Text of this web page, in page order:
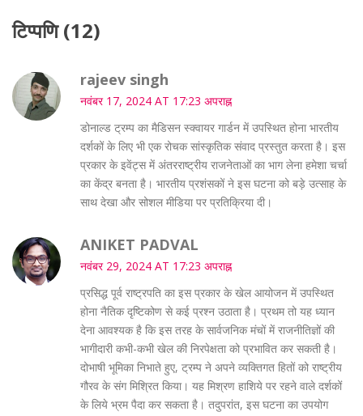
टिप्पणि (12)
rajeev singh
नवंबर 17, 2024 AT 17:23 अपराह्न
डोनाल्ड ट्रम्प का मैडिसन स्क्वायर गार्डन में उपस्थित होना भारतीय
दर्शकों के लिए भी एक रोचक सांस्कृतिक संवाद प्रस्तुत करता है। इस
प्रकार के इवेंट्स में अंतरराष्ट्रीय राजनेताओं का भाग लेना हमेशा चर्चा
का केंद्र बनता है। भारतीय प्रशंसकों ने इस घटना को बड़े उत्साह के
साथ देखा और सोशल मीडिया पर प्रतिक्रिया दी।
ANIKET PADVAL
नवंबर 29, 2024 AT 17:23 अपराह्न
प्रसिद्ध पूर्व राष्ट्रपति का इस प्रकार के खेल आयोजन में उपस्थित
होना नैतिक दृष्टिकोण से कई प्रश्न उठाता है। प्रथम तो यह ध्यान
देना आवश्यक है कि इस तरह के सार्वजनिक मंचों में राजनीतिज्ञों की
भागीदारी कभी-कभी खेल की निरपेक्षता को प्रभावित कर सकती है।
दोभाषी भूमिका निभाते हुए, ट्रम्प ने अपने व्यक्तिगत हितों को राष्ट्रीय
गौरव के संग मिश्रित किया। यह मिश्रण हाशिये पर रहने वाले दर्शकों
के लिये भ्रम पैदा कर सकता है। तदुपरांत, इस घटना का उपयोग